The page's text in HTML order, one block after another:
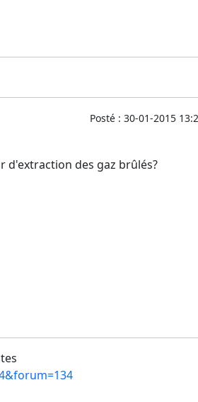
Posté : 30-01-2015
d'extraction des gaz brûlés?